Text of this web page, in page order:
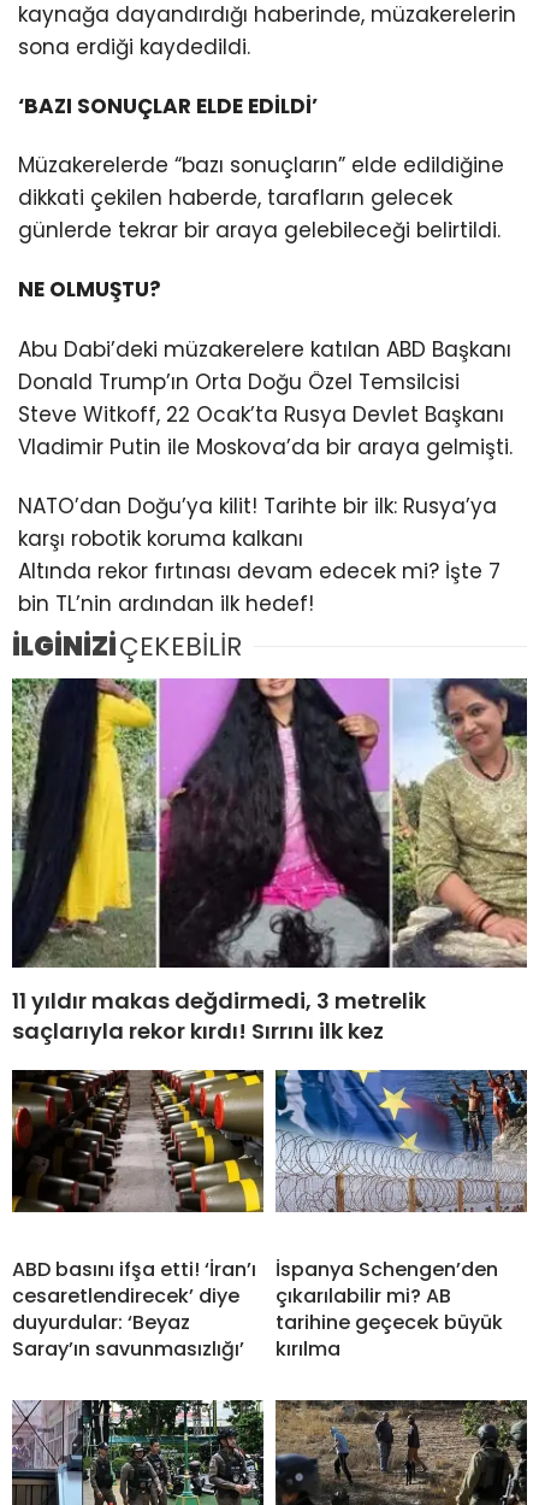
kaynağa dayandırdığı haberinde, müzakerelerin
sona erdiği kaydedildi.
‘BAZI SONUÇLAR ELDE EDİLDİ’
Müzakerelerde “bazı sonuçların” elde edildiğine
dikkati çekilen haberde, tarafların gelecek
günlerde tekrar bir araya gelebileceği belirtildi.
NE OLMUŞTU?
Abu Dabi’deki müzakerelere katılan ABD Başkanı
Donald Trump’ın Orta Doğu Özel Temsilcisi
Steve Witkoff, 22 Ocak’ta Rusya Devlet Başkanı
Vladimir Putin ile Moskova’da bir araya gelmişti.
NATO’dan Doğu’ya kilit! Tarihte bir ilk: Rusya’ya
karşı robotik koruma kalkanı
Altında rekor fırtınası devam edecek mi? İşte 7
bin TL’nin ardından ilk hedef!
İLGİNİZİÇEKEBİLİR
11 yıldır makas değdirmedi, 3 metrelik
saçlarıyla rekor kırdı! Sırrını ilk kez
ABD basını ifşa etti! ‘İran’ı
cesaretlendirecek’ diye
duyurdular: ‘Beyaz
Saray’ın savunmasızlığı’
İspanya Schengen’den
çıkarılabilir mi? AB
tarihine geçecek büyük
kırılma